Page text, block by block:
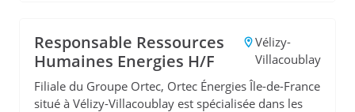
Responsable Ressources
Humaines Energies H/F
Vélizy-
Villacoublay
Filiale du Groupe Ortec, Ortec Énergies Île-de-France
situé à Vélizy-Villacoublay est spécialisée dans les